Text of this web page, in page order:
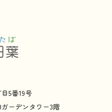
5番19号
ガーデンタワー3階